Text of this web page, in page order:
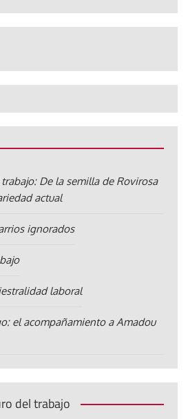
De la semilla de Rovirosa
actual
ignorados
laboral
el acompañamiento a Amadou
del trabajo